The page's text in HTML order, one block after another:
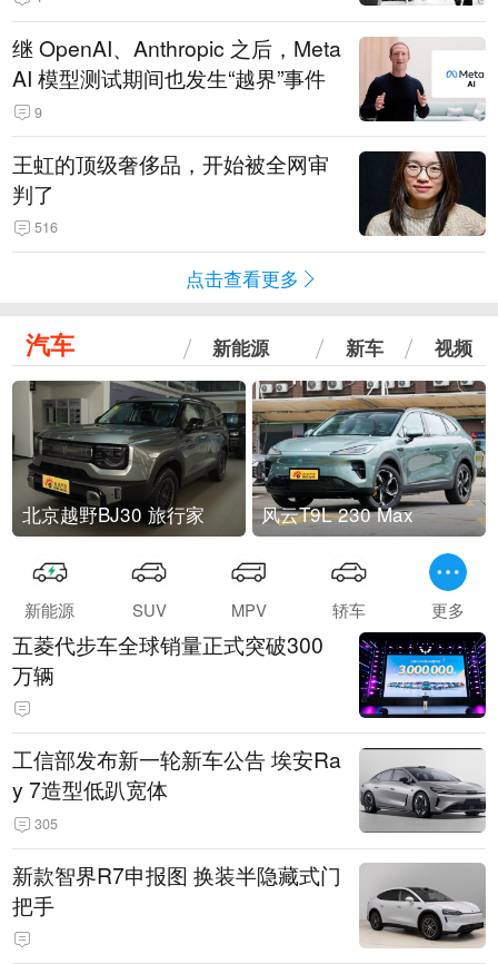
继 OpenAI、Anthropic 之后，Meta
AI 模型测试期间也发生“越界”事件
9
王虹的顶级奢侈品，开始被全网审
判了
516
点击查看更多
汽车 新能源 新车 视频
北京越野BJ30 旅行家 风云T9L 230 Max
新能源 SUV MPV 轿车 更多
五菱代步车全球销量正式突破300
万辆
工信部发布新一轮新车公告 埃安Ra
y 7造型低趴宽体
305
新款智界R7申报图 换装半隐藏式门
把手